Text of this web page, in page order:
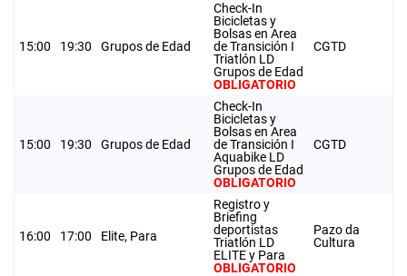
15:00 19:30 Grupos de Edad
Check-In
Bicicletas y
Bolsas en Area
de Transición I
Triatlón LD
Grupos de Edad
OBLIGATORIO
CGTD
15:00 19:30 Grupos de Edad
Check-In
Bicicletas y
Bolsas en Area
de Transición I
Aquabike LD
Grupos de Edad
OBLIGATORIO
CGTD
16:00 17:00 Elite, Para
Registro y
Briefing
deportistas
Triatlón LD
ELITE y Para
OBLIGATORIO
Pazo da
Cultura